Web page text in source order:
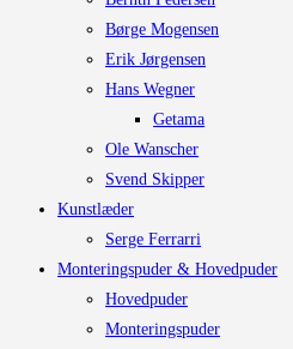
Børge Mogensen
Erik Jørgensen
Hans Wegner
Getama
Ole Wanscher
Svend Skipper
Kunstlæder
Serge Ferrarri
Monteringspuder & Hovedpuder
Hovedpuder
Monteringspuder